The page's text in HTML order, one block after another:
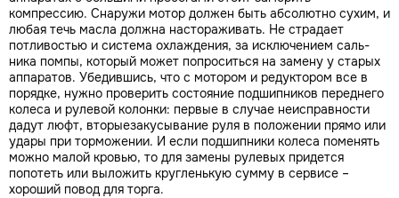
компрессию. Снаружи мотор должен быть абсолютно сухим, и
любая течь масла должна настораживать. Не страдает
потливостью и система охлаждения, за исключением саль-
ника помпы, который может попроситься на замену у старых
аппаратов. Убедившись, что с мотором и редуктором все в
порядке, нужно проверить состояние подшипников переднего
колеса и рулевой колонки: первые в случае неисправности
дадут люфт, вторыезакусывание руля в положении прямо или
удары при торможении. И если подшипники колеса поменять
можно малой кровью, то для замены рулевых придется
попотеть или выложить кругленькую сумму в сервисе –
хороший повод для торга.